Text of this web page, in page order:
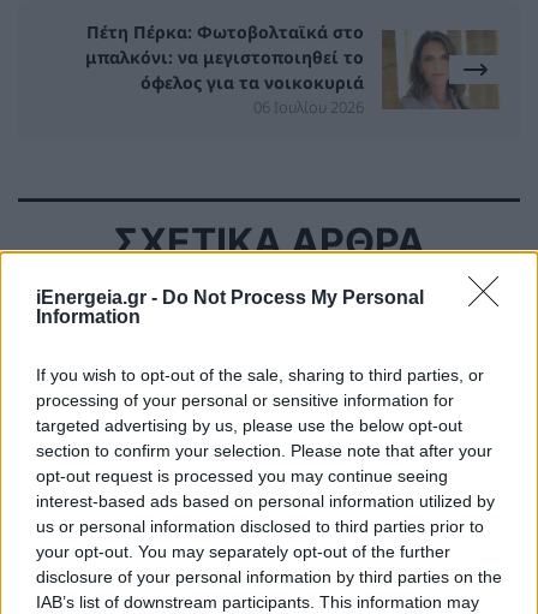
iEnergeia.gr - Do Not Process My Personal
Information
If you wish to opt-out of the sale, sharing to third parties, or
processing of your personal or sensitive information for
targeted advertising by us, please use the below opt-out
section to confirm your selection. Please note that after your
opt-out request is processed you may continue seeing
interest-based ads based on personal information utilized by
us or personal information disclosed to third parties prior to
your opt-out. You may separately opt-out of the further
disclosure of your personal information by third parties on the
IAB’s list of downstream participants. This information may
Πέτη Πέρκα: Φωτοβολταϊκά στο
μπαλκόνι: να μεγιστοποιηθεί το
όφελος για τα νοικοκυριά
06 Ιουλίου 2026
ΣΧΕΤΙΚΑ ΑΡΘΡΑ